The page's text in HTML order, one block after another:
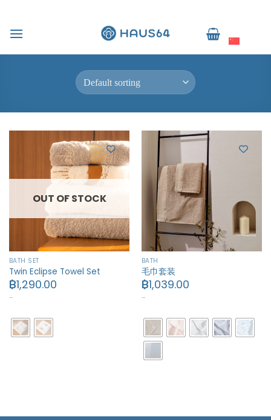
容
Home /
OUT OF STOCK
BATH SET
Twin Eclipse Towel Set
฿1,290.00
…
BATH
毛巾套装
฿1,039.00
…